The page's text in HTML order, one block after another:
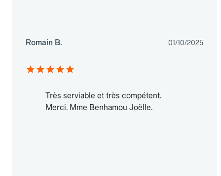
Romain B. 01/10/2025
Très serviable et très compétent.
Merci. Mme Benhamou Joëlle.